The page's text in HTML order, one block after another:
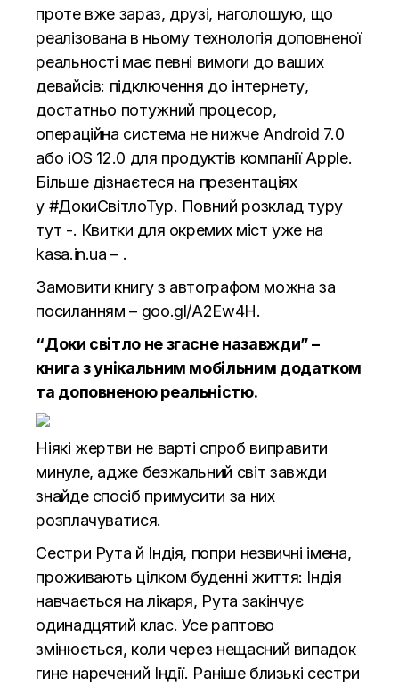
проте вже зараз, друзі, наголошую, що
реалізована в ньому технологія доповненої
реальності має певні вимоги до ваших
девайсів: підключення до інтернету,
достатньо потужний процесор,
операційна система не нижче Android 7.0
або iOS 12.0 для продуктів компанії Apple.
Більше дізнаєтеся на презентаціях
у #ДокиСвітлоТур. Повний розклад туру
тут -. Квитки для окремих міст уже на
kasa.in.ua – .
Замовити книгу з автографом можна за
посиланням – goo.gl/A2Ew4H.
“Доки світло не згасне назавжди” –
книга з унікальним мобільним додатком
та доповненою реальністю.
Ніякі жертви не варті спроб виправити
минуле, адже безжальний світ завжди
знайде спосіб примусити за них
розплачуватися.
Сестри Рута й Індія, попри незвичні імена,
проживають цілком буденні життя: Індія
навчається на лікаря, Рута закінчує
одинадцятий клас. Усе раптово
змінюється, коли через нещасний випадок
гине наречений Індії. Раніше близькі сестри